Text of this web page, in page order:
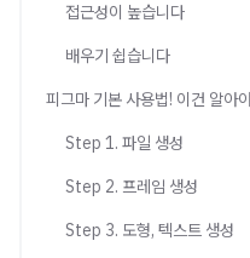
접근성이 높습니다
배우기 쉽습니다
피그마 기본 사용법! 이건 알아
Step 1. 파일 생성
Step 2. 프레임 생성
Step 3. 도형, 텍스트 생성